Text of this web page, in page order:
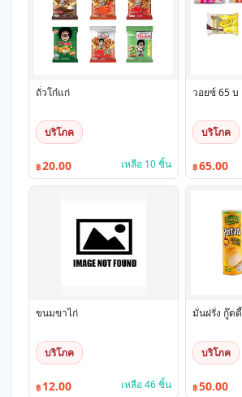
ถั่วโก๋แก่
บริโภค
฿20.00 เหลือ 10 ชิ้น
วอยซ์ 65 บ
บริโภค
฿65.00
ขนมขาไก่
บริโภค
฿ 12.00 เหลือ 46 ชิ้น
มั่นฝรั่ง กู๊ดดี้
บริโภค
฿50.00